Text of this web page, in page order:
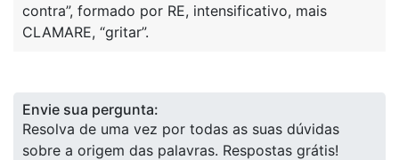
contra”, formado por RE, intensificativo, mais
CLAMARE, “gritar”.
Envie sua pergunta:
Resolva de uma vez por todas as suas dúvidas
sobre a origem das palavras. Respostas grátis!